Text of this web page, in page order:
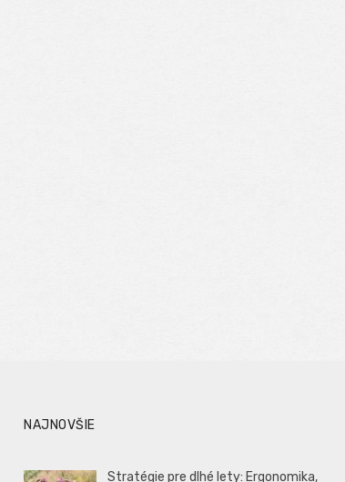
NAJNOVŠIE
Stratégie pre dlhé lety: Ergonomika,